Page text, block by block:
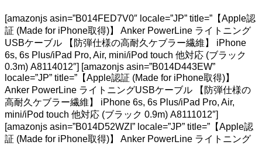
[amazonjs asin=”B014FED7V0″ locale=”JP” title=”【Apple認
証 (Made for iPhone取得)】 Anker PowerLine ライトニング
USBケーブル 【防弾仕様の高耐久ケブラー繊維】 iPhone
6s, 6s Plus/iPad Pro, Air, mini/iPod touch 他対応 (ブラック
0.3m) A8114012″] [amazonjs asin=”B014D443EW”
locale=”JP” title=”【Apple認証 (Made for iPhone取得)】
Anker PowerLine ライトニングUSBケーブル 【防弾仕様の
高耐久ケブラー繊維】 iPhone 6s, 6s Plus/iPad Pro, Air,
mini/iPod touch 他対応 (ブラック 0.9m) A8111012″]
[amazonjs asin=”B014D52WZI” locale=”JP” title=”【Apple認
証 (Made for iPhone取得)】 Anker PowerLine ライトニング